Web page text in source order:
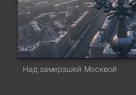
Над замерзшей Москвой